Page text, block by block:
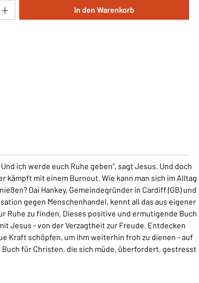
Gib den gewünschten Wert ein
In den Warenkorb
ich werde euch Ruhe geben", sagt Jesus. Und doch
kämpft mit einem Burnout. Wie kann man sich im Alltag
Dai Hankey, Gemeindegründer in Cardiff (GB) und
gegen Menschenhandel, kennt all das aus eigener
Ruhe zu finden. Dieses positive und ermutigende Buch
Jesus - von der Verzagtheit zur Freude. Entdecken
Kraft schöpfen, um ihm weiterhin froh zu dienen - auf
für Christen, die sich müde, überfordert, gestresst